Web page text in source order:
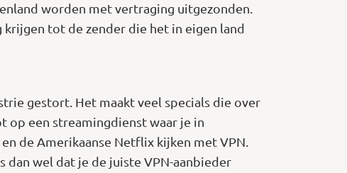
worden met vertraging uitgezonden.
tot de zender die het in eigen land
gestort. Het maakt veel specials die over
op een streamingdienst waar je in
de Amerikaanse Netflix kijken met VPN.
dan wel dat je de juiste VPN-aanbieder